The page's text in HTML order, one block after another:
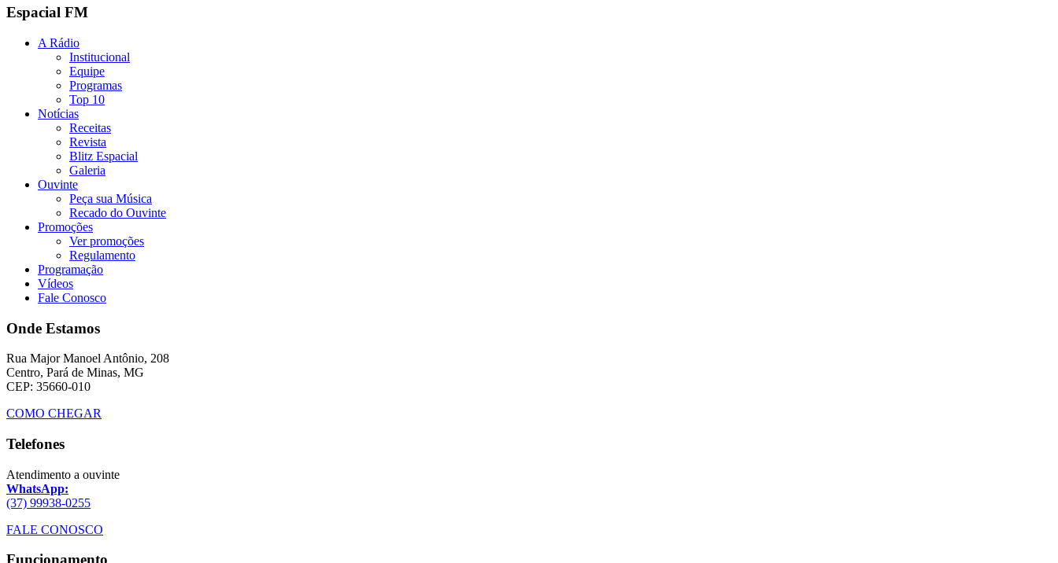
Espacial FM
A Rádio
Institucional
Equipe
Programas
Top 10
Notícias
Receitas
Revista
Blitz Espacial
Galeria
Ouvinte
Peça sua Música
Recado do Ouvinte
Promoções
Ver promoções
Regulamento
Programação
Vídeos
Fale Conosco
Onde Estamos
Rua Major Manoel Antônio, 208
Centro, Pará de Minas, MG
CEP: 35660-010
COMO CHEGAR
Telefones
Atendimento a ouvinte
WhatsApp:
(37) 99938-0255
FALE CONOSCO